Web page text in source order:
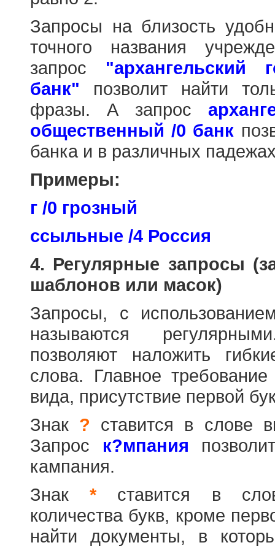
Запросы на близость
точного названия
запрос "архангельский
банк" позволит найти
фразы. А запрос
общественный /0 банк
банка и в различных
Примеры:
г /0 грозный
ссыльные /4 Россия
4. Регулярные запросы
шаблонов или масок)
Запросы, с
называются
позволяют наложить
слова. Главное
вида, присутствие первой
Знак ? ставится в слове
Запрос к?мпания
кампания.
Знак* ставится в
количества букв, кроме
найти документы, в